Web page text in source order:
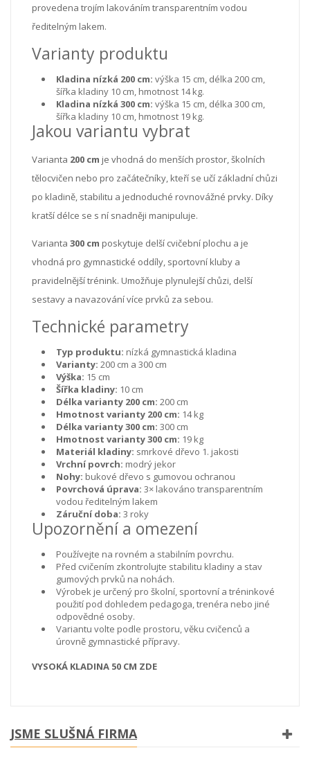
provedena trojím lakováním transparentním vodou
ředitelným lakem.
Varianty produktu
Kladina nízká 200 cm: výška 15 cm, délka 200 cm,
šířka kladiny 10 cm, hmotnost 14 kg.
Kladina nízká 300 cm: výška 15 cm, délka 300 cm,
šířka kladiny 10 cm, hmotnost 19 kg.
Jakou variantu vybrat
Varianta 200 cm je vhodná do menších prostor, školních
tělocvičen nebo pro začátečníky, kteří se učí základní chůzi
po kladině, stabilitu a jednoduché rovnovážné prvky. Díky
kratší délce se s ní snadněji manipuluje.
Varianta 300 cm poskytuje delší cvičební plochu a je
vhodná pro gymnastické oddíly, sportovní kluby a
pravidelnější trénink. Umožňuje plynulejší chůzi, delší
sestavy a navazování více prvků za sebou.
Technické parametry
Typ produktu: nízká gymnastická kladina
Varianty: 200 cm a 300 cm
Výška: 15 cm
Šířka kladiny: 10 cm
Délka varianty 200 cm: 200 cm
Hmotnost varianty 200 cm: 14 kg
Délka varianty 300 cm: 300 cm
Hmotnost varianty 300 cm: 19 kg
Materiál kladiny: smrkové dřevo 1. jakosti
Vrchní povrch: modrý jekor
Nohy: bukové dřevo s gumovou ochranou
Povrchová úprava: 3× lakováno transparentním
vodou ředitelným lakem
Záruční doba: 3 roky
Upozornění a omezení
Používejte na rovném a stabilním povrchu.
Před cvičením zkontrolujte stabilitu kladiny a stav
gumových prvků na nohách.
Výrobek je určený pro školní, sportovní a tréninkové
použití pod dohledem pedagoga, trenéra nebo jiné
odpovědné osoby.
Variantu volte podle prostoru, věku cvičenců a
úrovně gymnastické přípravy.
VYSOKÁ KLADINA 50 CM ZDE
JSME SLUŠNÁ FIRMA